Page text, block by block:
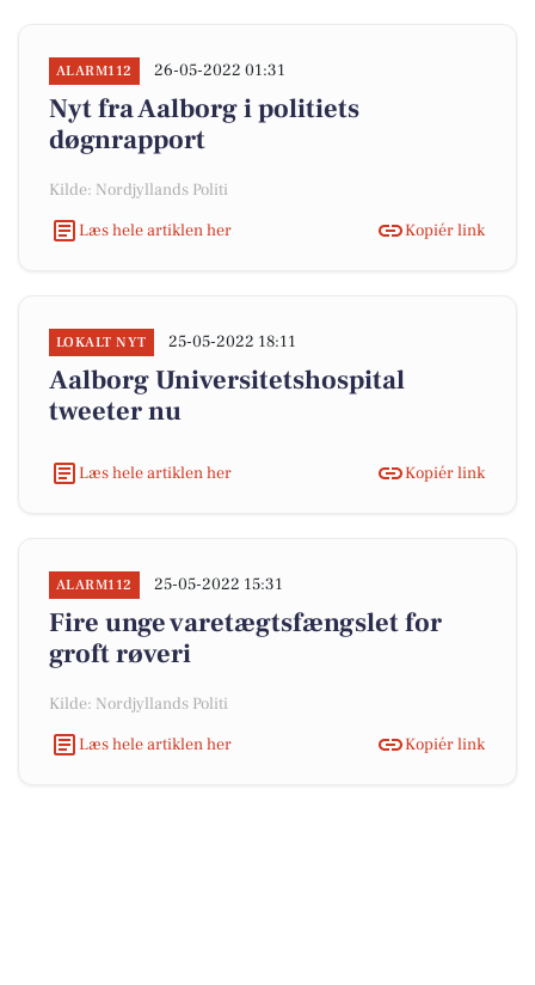
ALARM112 26-05-2022 01:31
Nyt fra Aalborg i politiets
døgnrapport
Kilde: Nordjyllands Politi
Læs hele artiklen her
Kopiér link
LOKALT NYT 25-05-2022 18:11
Aalborg Universitetshospital
tweeter nu
Læs hele artiklen her Kopiér link
ALARM112 25-05-2022 15:31
Fire unge varetægtsfængslet for
groft røveri
Kilde: Nordjyllands Politi
Læs hele artiklen her
Kopiér link